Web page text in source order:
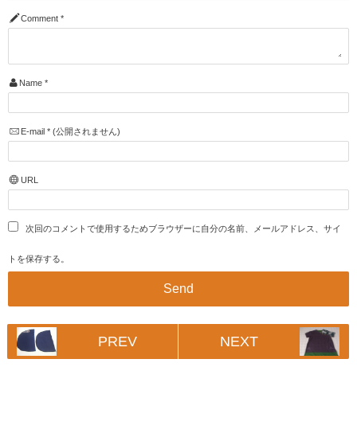
Comment *
Name *
E-mail *(公開されません)
URL
次回のコメントで使用するためブラウザーに自分の名前、メールアドレス、サイ
トを保存する。
PREV NEXT